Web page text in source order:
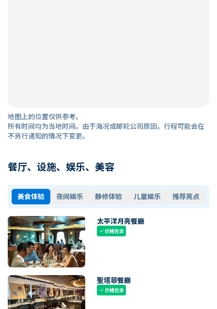
地图上的位置仅供参考。
所有时间均为当地时间。由于海况或邮轮公司原因，行程可能会在
不另行通知的情况下变更。
餐厅、设施、娱乐、美容
美食体验 夜间娱乐 静修体验 儿童娱乐 推荐亮点
太平洋月亮餐廳
check价格包含
聖塔菲餐廳
check价格包含